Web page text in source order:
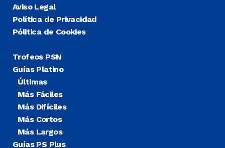
Aviso Legal
Política de Privacidad
Pólitica de Cookies
Trofeos PSN
Guías Platino
Últimas
Más Fáciles
Más Difíciles
Más Cortos
Más Largos
Guías PS Plus